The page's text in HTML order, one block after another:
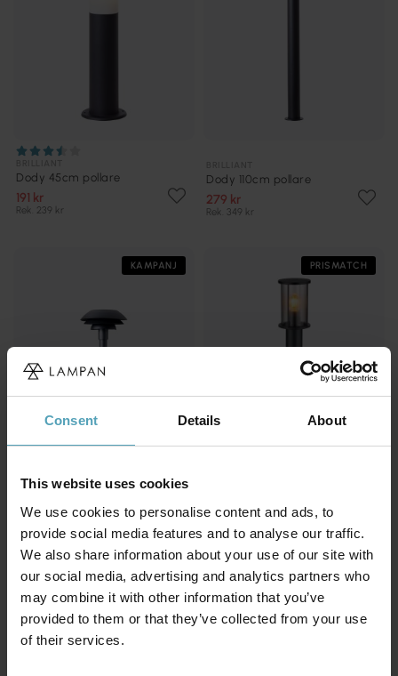
Consent Details About
This website uses cookies
We use cookies to personalise content and ads, to
provide social media features and to analyse our traffic.
We also share information about your use of our site with
our social media, advertising and analytics partners who
may combine it with other information that you’ve
provided to them or that they’ve collected from your use
of their services.
Dody 45cm pollare
191 kr
Rek. 239 kr
Dody 110cm pollare
279 kr
Rek. 349 kr
KAMPANJ
DYBERG LARSEN
DL31 pollare
1 167 kr
Rek. 1 459 kr
PRISMATCH
GLOBO LIGHTING
Gracey 100cm pollare
890 kr
Rek. 1 379 kr
Andra köpte även